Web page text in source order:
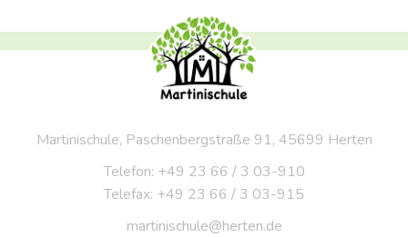
Martinischule, Paschenbergstraße 91, 45699 Herten
Telefon: +49 23 66 / 3 03-910
Telefax: +49 23 66 / 3 03-915
martinischule@herten.de